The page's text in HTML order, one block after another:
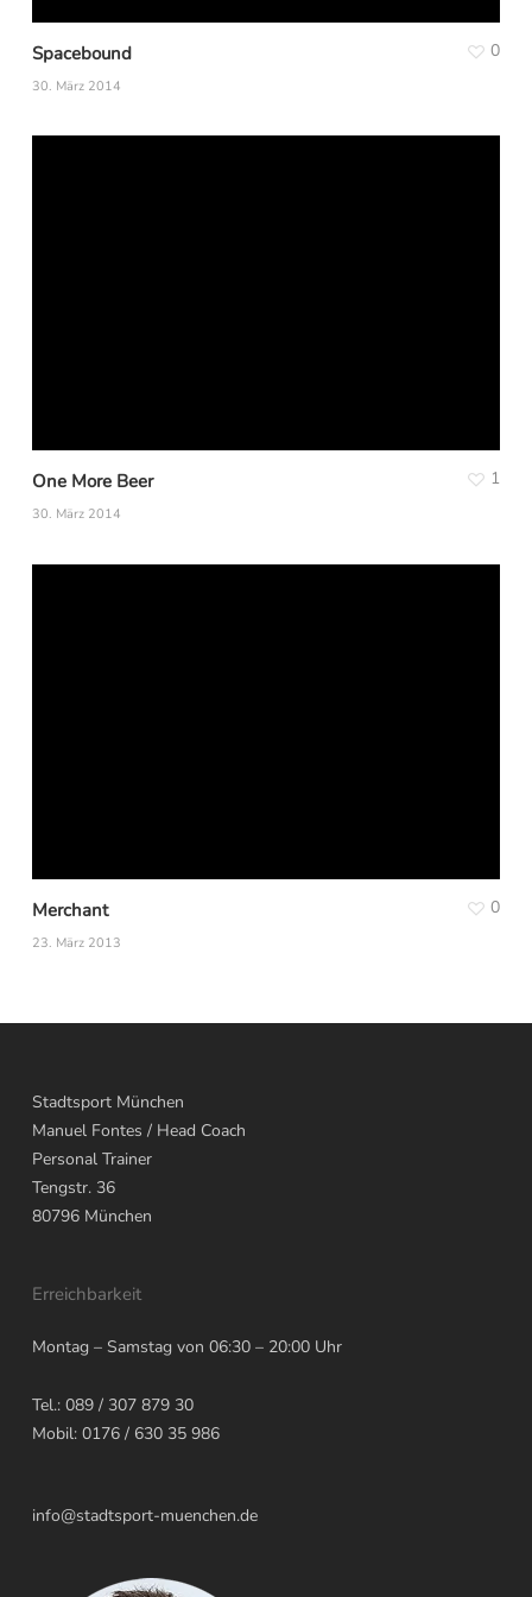
Spacebound
30. März 2014
0
One More Beer
30. März 2014
1
Merchant
23. März 2013
0
Stadtsport München
Manuel Fontes / Head Coach
Personal Trainer
Tengstr. 36
80796 München
Erreichbarkeit
Montag – Samstag von 06:30 – 20:00 Uhr
Tel.: 089 / 307 879 30
Mobil: 0176 / 630 35 986
info@stadtsport-muenchen.de